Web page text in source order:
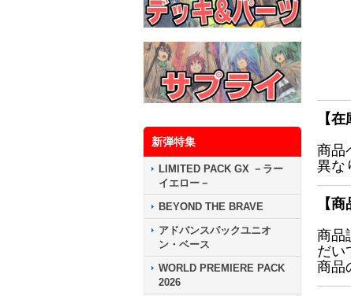
新弾特集
LIMITED PACK GX －ラー
イエロー－
BEYOND THE BRAVE
アドバンスパックユニオ
ン・ベース
WORLD PREMIERE PACK
2026
【
商品
異な
【
商品
だい
商品